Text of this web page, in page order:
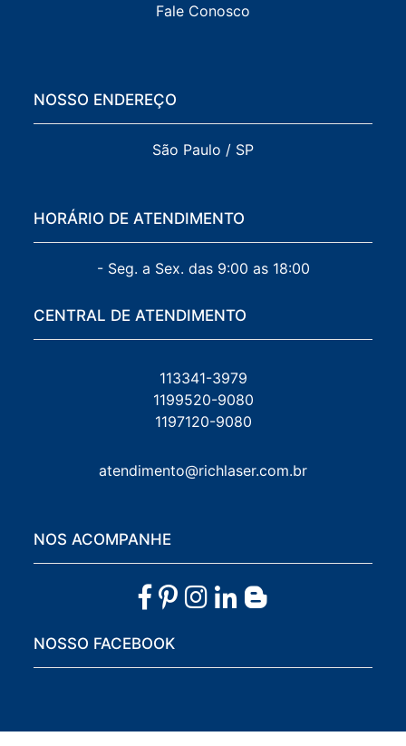
Fale Conosco
NOSSO ENDEREÇO
São Paulo / SP
HORÁRIO DE ATENDIMENTO
- Seg. a Sex. das 9:00 as 18:00
CENTRAL DE ATENDIMENTO
113341-3979
1199520-9080
1197120-9080
atendimento@richlaser.com.br
NOS ACOMPANHE
NOSSO FACEBOOK